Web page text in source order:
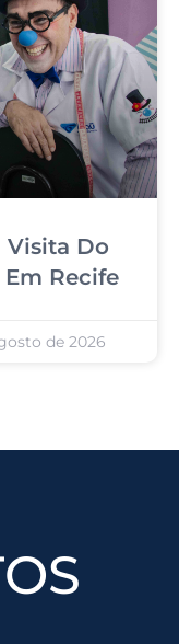
Visita Do
Recife
de 2026